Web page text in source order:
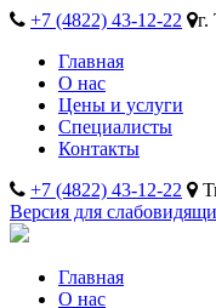
+7 (4822) 43-12-22
г.
Главная
О нас
Цены и услуги
Специалисты
Контакты
+7 (4822) 43-12-22
Версия для
Главная
О нас